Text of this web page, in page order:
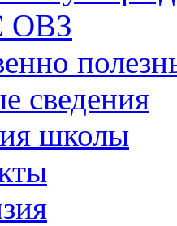
ОВЗ
сведения
школы